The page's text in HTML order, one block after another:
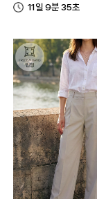
11일 9분 35초